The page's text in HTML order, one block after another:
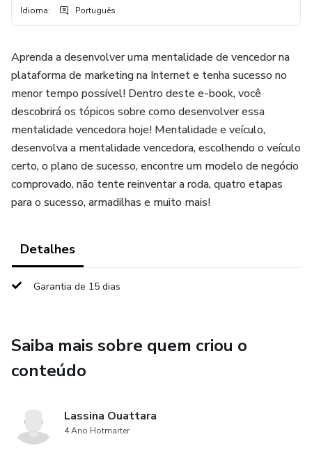
Idioma: Português
Aprenda a desenvolver uma mentalidade de vencedor na
plataforma de marketing na Internet e tenha sucesso no
menor tempo possível! Dentro deste e-book, você
descobrirá os tópicos sobre como desenvolver essa
mentalidade vencedora hoje! Mentalidade e veículo,
desenvolva a mentalidade vencedora, escolhendo o veículo
certo, o plano de sucesso, encontre um modelo de negócio
comprovado, não tente reinventar a roda, quatro etapas
para o sucesso, armadilhas e muito mais!
Detalhes
Garantia de 15 dias
Saiba mais sobre quem criou o
conteúdo
Lassina Ouattara
4 Ano Hotmarter